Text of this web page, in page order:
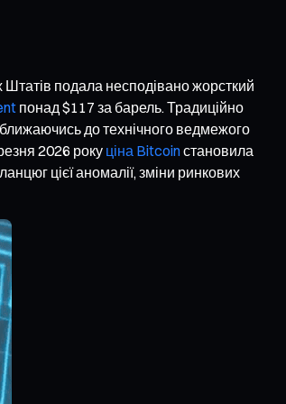
подала несподівано жорсткий
понад $117 за барель. Традиційно
до технічного ведмежого
2026 року ціна Bitcoinстановила
цієї аномалії, зміни ринкових